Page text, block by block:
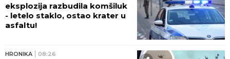
eksplozija razbudila komšiluk
- letelo staklo, ostao krater u
asfaltu!
HRONIKA 08:26